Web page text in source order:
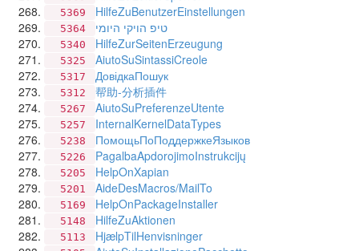
5369 HilfeZuBenutzerEinstellungen
5364 טיפ הויקי היומי
5340 HilfeZurSeitenErzeugung
5325 AiutoSuSintassiCreole
5317 ДовідкаПошук
5312 帮助-分析插件
5267 AiutoSuPreferenzeUtente
5257 InternalKernelDataTypes
5238 ПомощьПоПоддержкеЯзыков
5226 PagalbaApdorojimoInstrukcijų
5205 HelpOnXapian
5201 AideDesMacros/MailTo
5169 HelpOnPackageInstaller
5148 HilfeZuAktionen
5113 HjælpTilHenvisninger